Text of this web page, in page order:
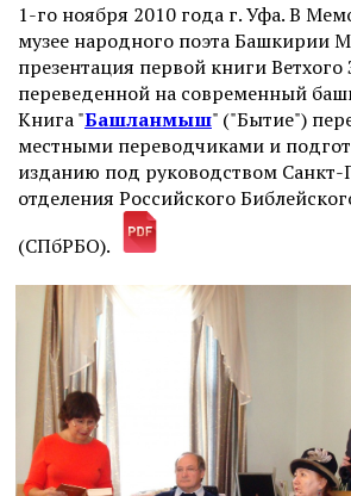
1-го ноября 2010 года г. Уфа. В
музее народного поэта Башкирии
презентация первой книги Ветхого
переведенной на современный
Книга "Башланмыш" ("Бытие")
местными переводчиками и
изданию под руководством Санкт-
отделения Российского
(СПбРБО).